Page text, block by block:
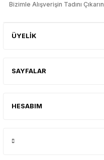
Bizimle Alışverişin Tadını Çıkarın
ÜYELİK
SAYFALAR
HESABIM